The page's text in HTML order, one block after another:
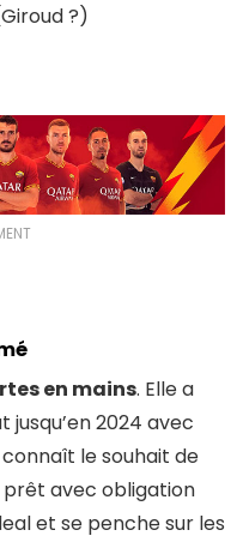
?)
en mains. Elle a
2024 avec
le souhait de
prêt avec obligation
et se penche sur les